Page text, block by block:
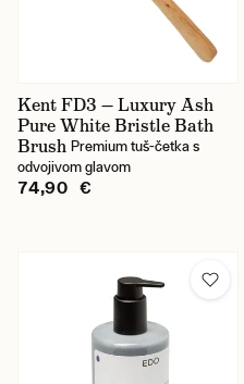
Kent FD3 — Luxury Ash
Pure White Bristle Bath
Brush Premium tuš-četka s
odvojivom glavom
74,90 €